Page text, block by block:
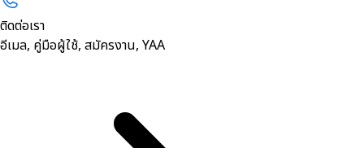
ติดต่อเรา
อีเมล, คู่มือผู้ใช้, สมัครงาน, YAA